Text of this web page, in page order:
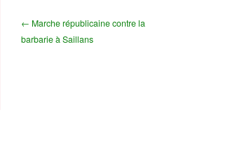
← Marche républicaine contre la
barbarie à Saillans